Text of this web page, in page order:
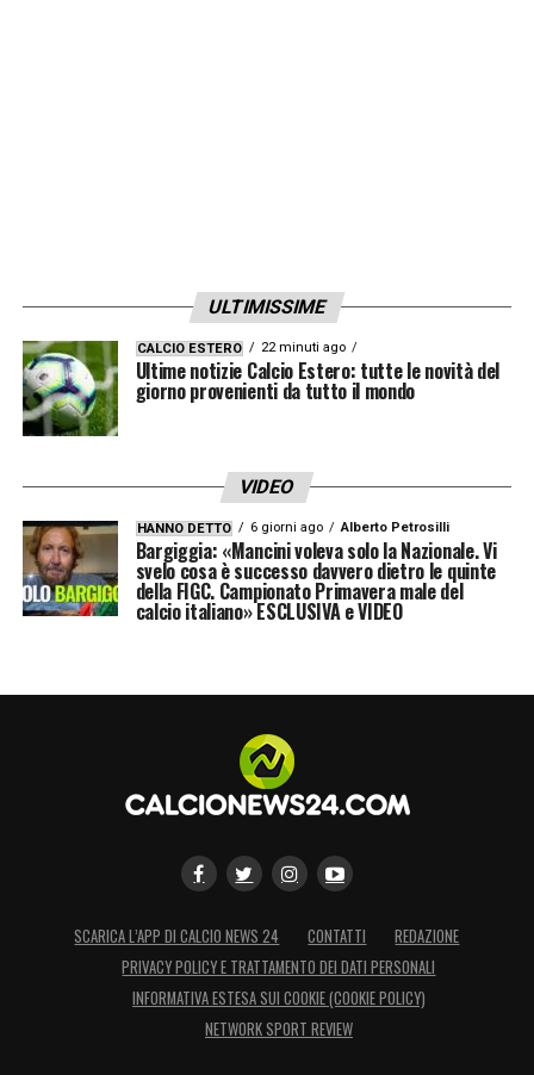
ULTIMISSIME
CALCIO ESTERO 22 minuti ago
Ultime notizie Calcio Estero: tutte le novità del
giorno provenienti da tutto il mondo
VIDEO
HANNO DETTO 6 giorni ago Alberto Petrosilli
Bargiggia: «Mancini voleva solo la Nazionale. Vi
svelo cosa è successo davvero dietro le quinte
della FIGC. Campionato Primavera male del
calcio italiano» ESCLUSIVA e VIDEO
SCARICA L’APP DI CALCIO NEWS 24 CONTATTI
REDAZIONE
PRIVACY POLICY E TRATTAMENTO DEI DATI PERSONALI
INFORMATIVA ESTESA SUI COOKIE (COOKIE POLICY)
NETWORK SPORT REVIEW